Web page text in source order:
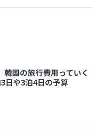
ていくらかかる？2泊3日
韓国の旅行費用っていく
日や3泊4日の予算